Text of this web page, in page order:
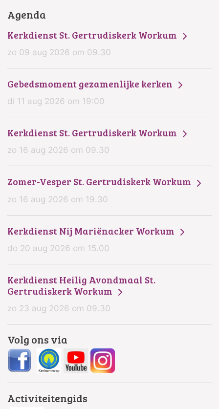
Agenda
Kerkdienst St. Gertrudiskerk Workum
zo 09 aug 2026 om 09.30
Gebedsmoment gezamenlijke kerken
di 11 aug 2026 om 19:00
Kerkdienst St. Gertrudiskerk Workum
zo 16 aug 2026 om 09.30
Zomer-Vesper St. Gertrudiskerk Workum
zo 16 aug 2026 om 19.30
Kerkdienst Nij Mariënacker Workum
do 20 aug 2026 om 15.00
Kerkdienst Heilig Avondmaal St.
Gertrudiskerk Workum
zo 23 aug 2026 om 09.30
Volg ons via
Activiteitengids